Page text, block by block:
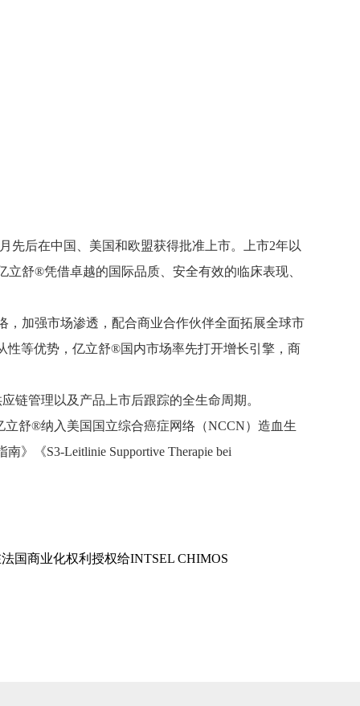
先后在中国、美国和欧盟获得批准上市。上市2年以
舒®凭借卓越的国际品质、安全有效的临床表现、
加强市场渗透，配合商业合作伙伴全面拓展全球市
性等优势，亿立舒®国内市场率先打开增长引擎，商
链管理以及产品上市后跟踪的全生命周期。
舒®纳入美国国立综合癌症网络（NCCN）造血生
》《S3-Leitlinie Supportive Therapie bei
国商业化权利授权给INTSEL CHIMOS